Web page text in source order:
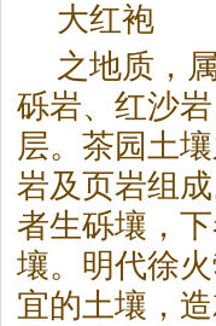
大红袍
之地质，
砾岩、红沙
层。茶园土
岩及页岩组
者生砾壤，
壤。明代徐
宜的土壤，